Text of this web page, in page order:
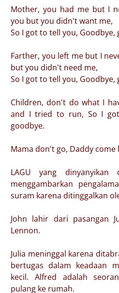
Mother, you had me but I
you but you didn't want me,
So I got to tell you, Goodbye,
Farther, you left me but I
but you didn't need me,
So I got to tell you, Goodbye,
Children, don't do what I
and I tried to run, So I
goodbye.
Mama don't go, Daddy come
LAGU yang
menggambarkan
suram karena ditinggalkan
John lahir dari pasangan
Lennon.
Julia meninggal karena
bertugas dalam keadaan
kecil. Alfred adalah
pulang ke rumah.